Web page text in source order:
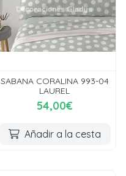
SABANA CORALINA 993-04
LAUREL
54,00€
Añadir a la cesta